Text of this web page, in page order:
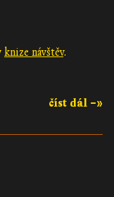
knize návštěv.
číst dál –»